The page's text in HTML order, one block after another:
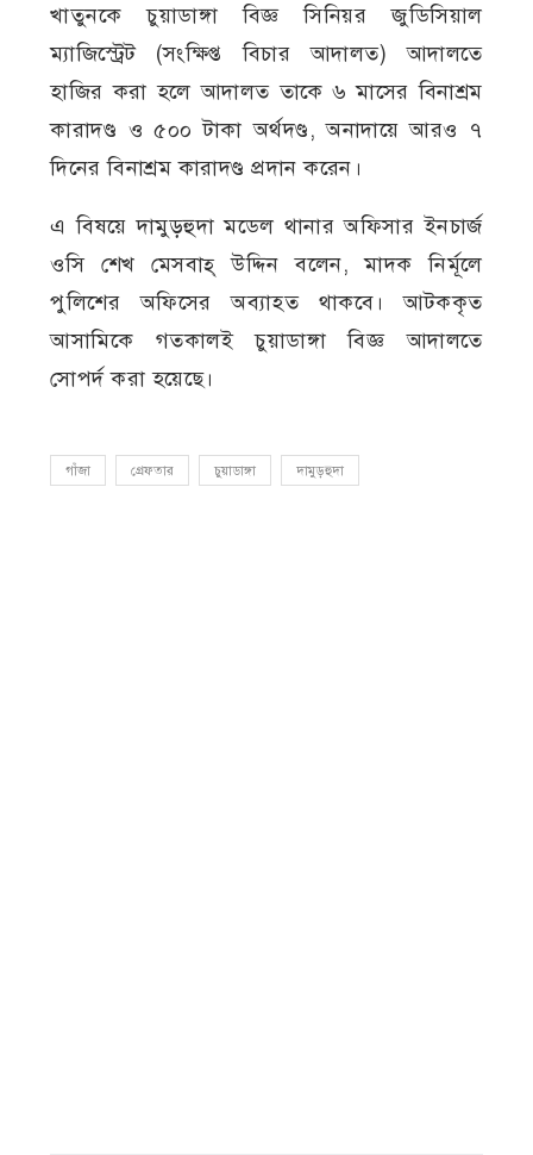
খাতুনকে চুয়াডাঙ্গা বিজ্ঞ সিনিয়র জুডিসিয়াল
ম্যাজিস্ট্রেট (সংক্ষিপ্ত বিচার আদালত) আদালতে
হাজির করা হলে আদালত তাকে ৬ মাসের বিনাশ্রম
কারাদণ্ড ও ৫০০ টাকা অর্থদণ্ড, অনাদায়ে আরও ৭
দিনের বিনাশ্রম কারাদণ্ড প্রদান করেন।
এ বিষয়ে দামুড়হুদা মডেল থানার অফিসার ইনচার্জ
ওসি শেখ মেসবাহ্ উদ্দিন বলেন, মাদক নির্মূলে
পুলিশের অফিসের অব্যাহত থাকবে। আটককৃত
আসামিকে গতকালই চুয়াডাঙ্গা বিজ্ঞ আদালতে
সোপর্দ করা হয়েছে।
গাঁজা গ্রেফতার চুয়াডাঙ্গা দামুড়হুদা